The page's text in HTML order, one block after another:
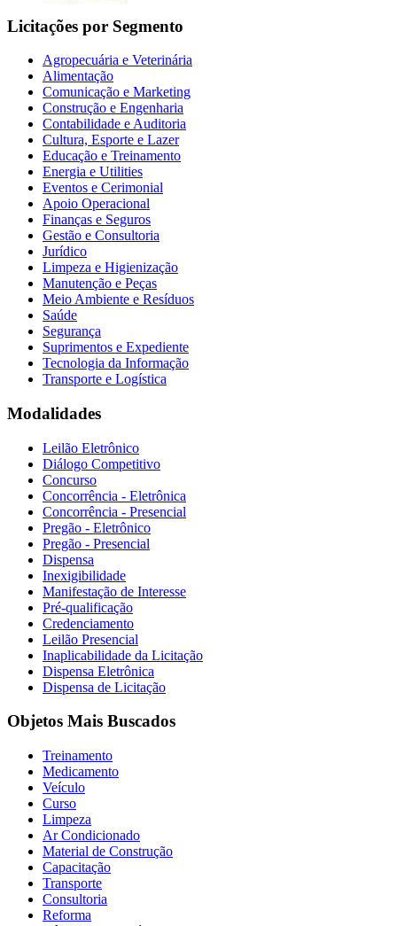
Licitações por Segmento
Agropecuária e Veterinária
Alimentação
Comunicação e Marketing
Construção e Engenharia
Contabilidade e Auditoria
Cultura, Esporte e Lazer
Educação e Treinamento
Energia e Utilities
Eventos e Cerimonial
Apoio Operacional
Finanças e Seguros
Gestão e Consultoria
Jurídico
Limpeza e Higienização
Manutenção e Peças
Meio Ambiente e Resíduos
Saúde
Segurança
Suprimentos e Expediente
Tecnologia da Informação
Transporte e Logística
Modalidades
Leilão Eletrônico
Diálogo Competitivo
Concurso
Concorrência - Eletrônica
Concorrência - Presencial
Pregão - Eletrônico
Pregão - Presencial
Dispensa
Inexigibilidade
Manifestação de Interesse
Pré-qualificação
Credenciamento
Leilão Presencial
Inaplicabilidade da Licitação
Dispensa Eletrônica
Dispensa de Licitação
Objetos Mais Buscados
Treinamento
Medicamento
Veículo
Curso
Limpeza
Ar Condicionado
Material de Construção
Capacitação
Transporte
Consultoria
Reforma